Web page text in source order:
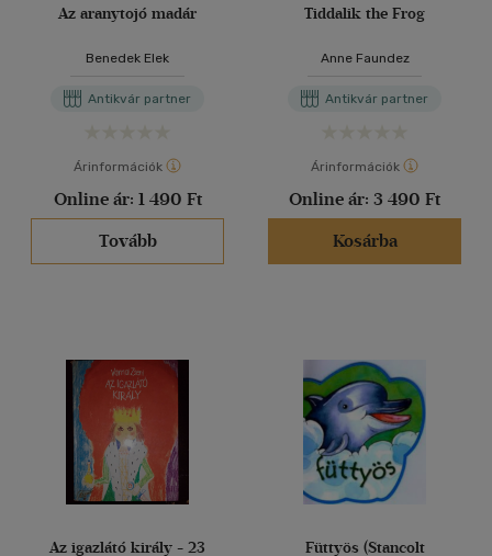
Az aranytojó madár
Benedek Elek
Antikvár partner
Árinformációk
Online ár: 1 490 Ft
Tovább
Tiddalik the Frog
Anne Faundez
Antikvár partner
Árinformációk
Online ár: 3 490 Ft
Kosárba
Az igazlátó király - 23 Füttyös (Stancolt